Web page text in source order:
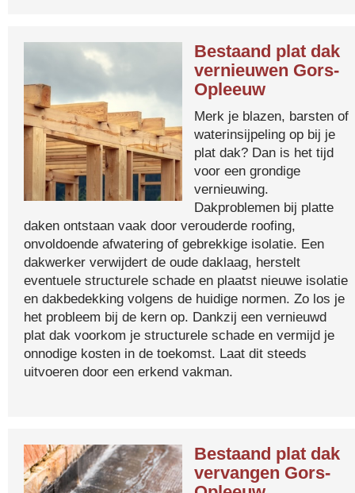
Bestaand plat dak
vernieuwen Gors-
Opleeuw
Merk je blazen, barsten of
waterinsijpeling op bij je
plat dak? Dan is het tijd
voor een grondige
vernieuwing.
Dakproblemen bij platte
daken ontstaan vaak door verouderde roofing,
onvoldoende afwatering of gebrekkige isolatie. Een
dakwerker verwijdert de oude daklaag, herstelt
eventuele structurele schade en plaatst nieuwe isolatie
en dakbedekking volgens de huidige normen. Zo los je
het probleem bij de kern op. Dankzij een vernieuwd
plat dak voorkom je structurele schade en vermijd je
onnodige kosten in de toekomst. Laat dit steeds
uitvoeren door een erkend vakman.
Bestaand plat dak
vervangen Gors-